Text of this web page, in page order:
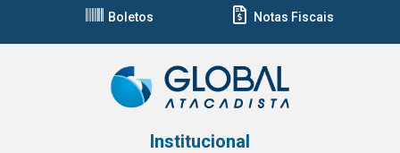
Boletos Notas Fiscais
Institucional